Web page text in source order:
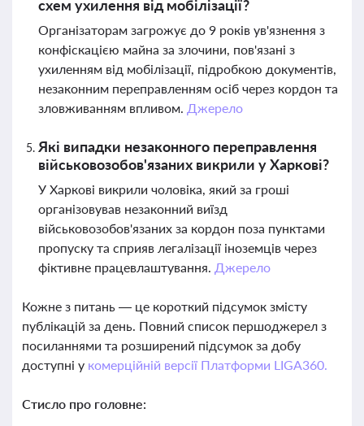
схем ухилення від мобілізації?
Організаторам загрожує до 9 років ув'язнення з
конфіскацією майна за злочини, пов'язані з
ухиленням від мобілізації, підробкою документів,
незаконним переправленням осіб через кордон та
зловживанням впливом. Джерело
Які випадки незаконного переправлення
військовозобов'язаних викрили у Харкові?
У Харкові викрили чоловіка, який за гроші
організовував незаконний виїзд
військовозобов'язаних за кордон поза пунктами
пропуску та сприяв легалізації іноземців через
фіктивне працевлаштування. Джерело
Кожне з питань — це короткий підсумок змісту
публікацій за день. Повний список першоджерел з
посиланнями та розширений підсумок за добу
доступні у комерційній версії Платформи LIGA360.
Стисло про головне: